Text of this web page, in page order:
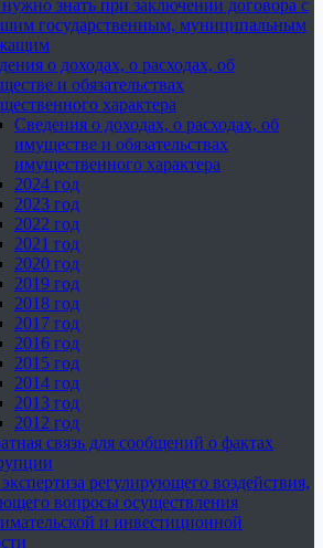
знать при заключении договора с
государственным, муниципальным
о доходах, о расходах, об
и обязательствах
характера
Сведения о доходах, о расходах, об
имуществе и обязательствах
имущественного характера
2024 год
2023 год
2022 год
2021 год
2020 год
2019 год
2018 год
2017 год
2016 год
2015 год
2014 год
2013 год
2012 год
связь для сообщений о фактах
регулирующего воздействия,
вопросы осуществления
и инвестиционной